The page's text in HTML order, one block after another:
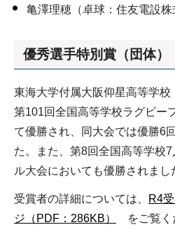
亀澤理穂（卓球：住友電設株
優秀選手特別賞（団体）
東海大学付属大阪仰星高等学
第101回全国高等学校ラグビー
て優勝され、同大会では優勝6
た。また、第8回全国高等学校
ル大会においても優勝されまし
受賞者の詳細については、
R4
ジ（PDF：286KB）
をご覧く